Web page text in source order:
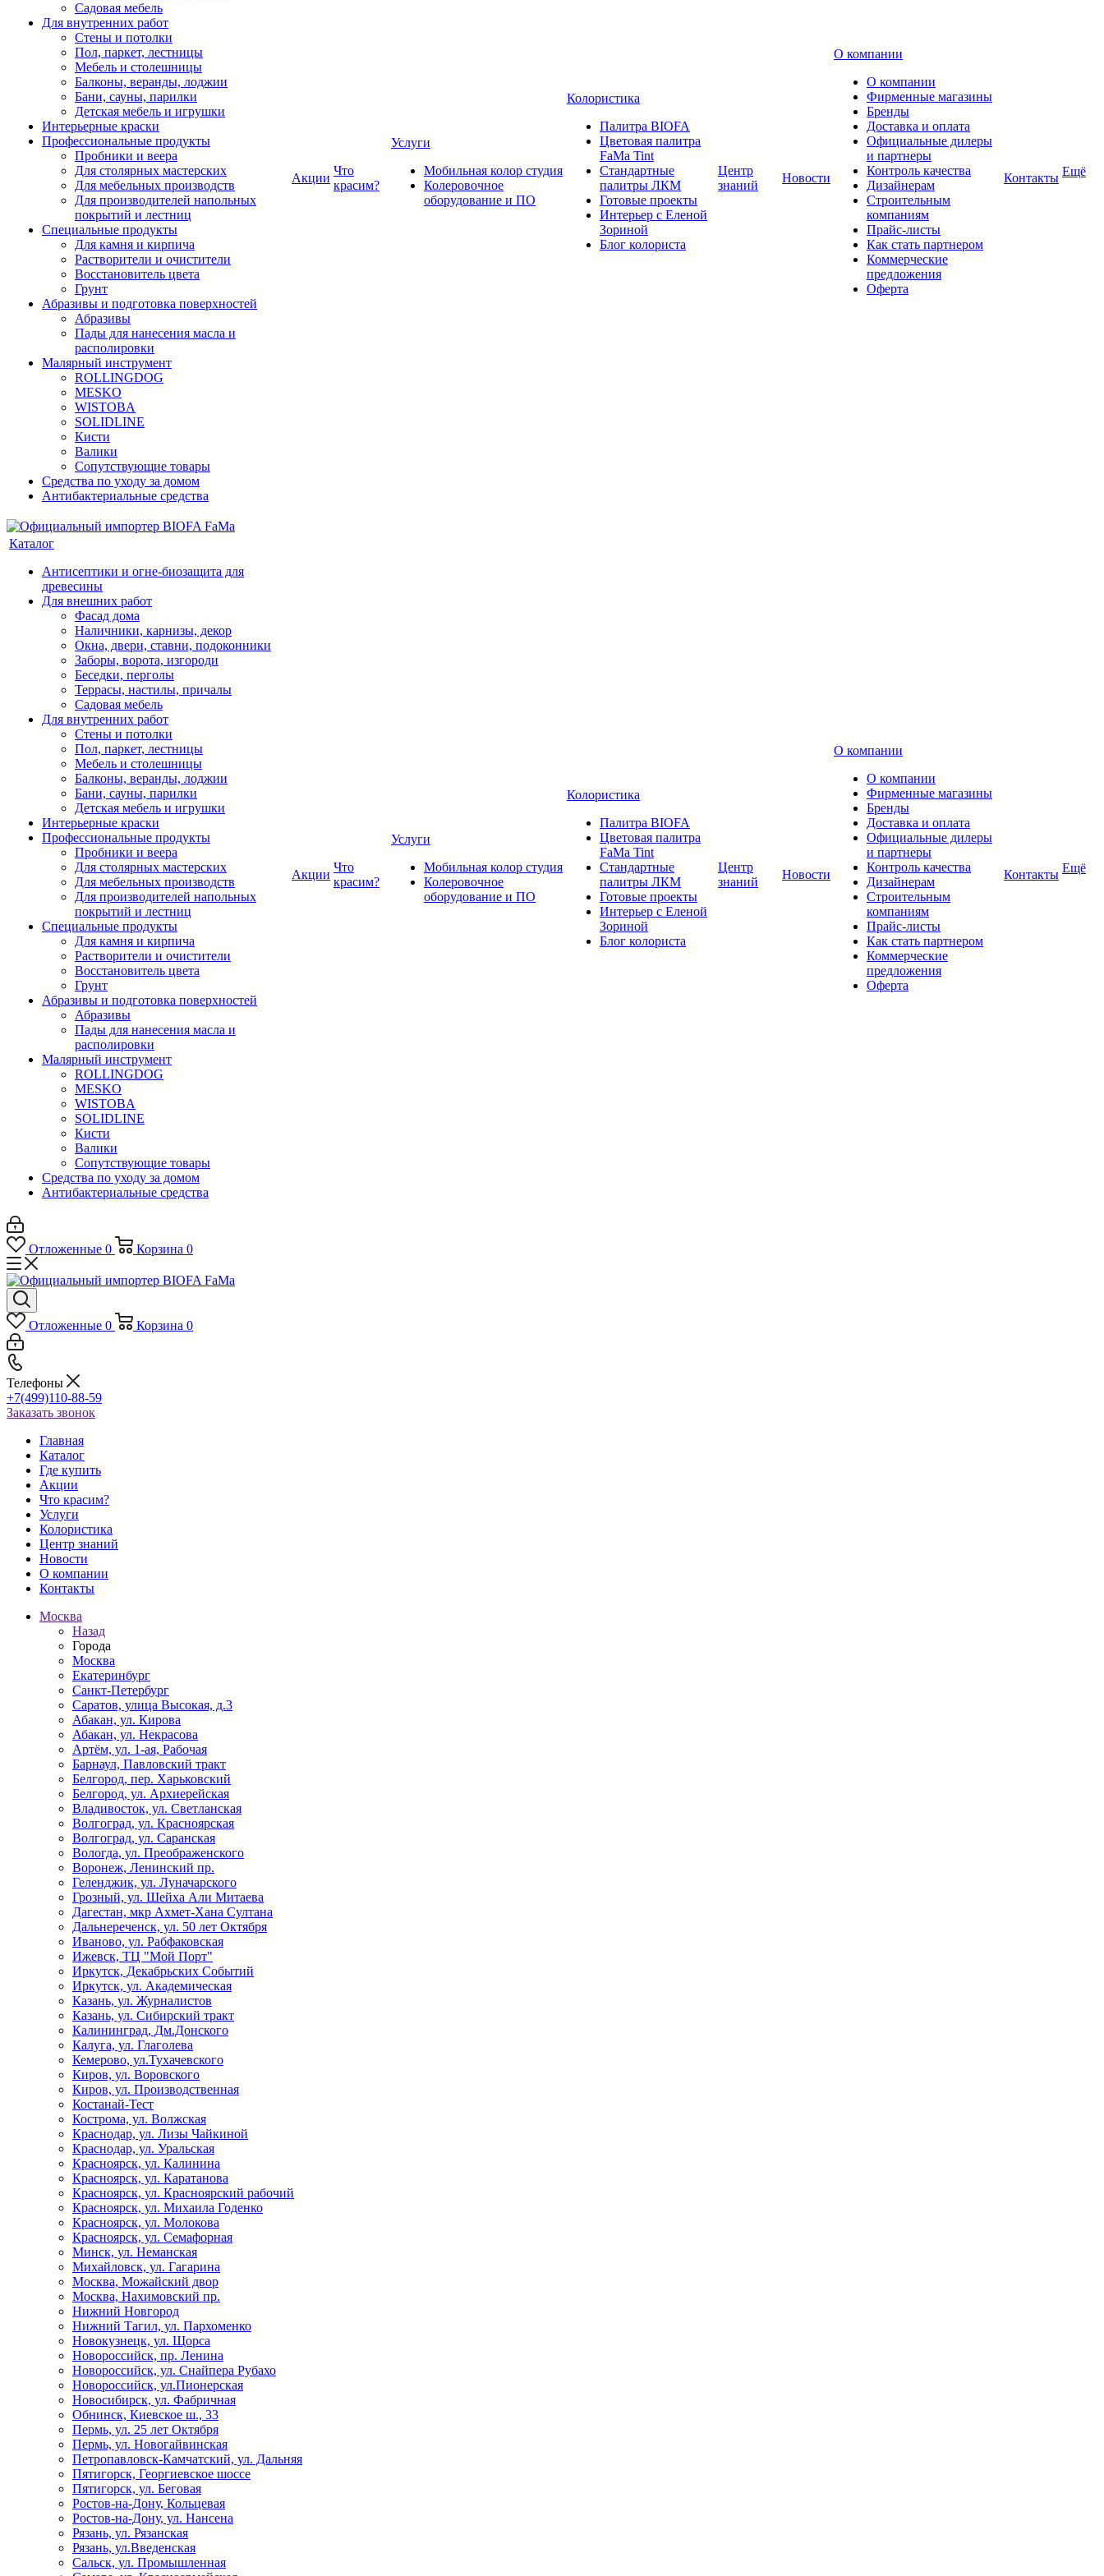
Садовая мебель
Для внутренних работ
Стены и потолки
Пол, паркет, лестницы
Мебель и столешницы
Балконы, веранды, лоджии
Бани, сауны, парилки
Детская мебель и игрушки
Интерьерные краски
Профессиональные продукты
Пробники и веера
Для столярных мастерских
Для мебельных производств
Для производителей напольных
покрытий и лестниц
Специальные продукты
Для камня и кирпича
Растворители и очистители
Восстановитель цвета
Грунт
Абразивы и подготовка поверхностей
Абразивы
Пады для нанесения масла и
располировки
Малярный инструмент
ROLLINGDOG
MESKO
WISTOBA
SOLIDLINE
Кисти
Валики
Сопутствующие товары
Средства по уходу за домом
Антибактериальные средства
Акции
Что
красим?
Услуги
Мобильная колор студия
Колеровочное
оборудование и ПО
Колористика
Палитра BIOFA
Цветовая палитра
FaMa Tint
Стандартные
палитры ЛКМ
Готовые проекты
Интерьер с Еленой
Зориной
Блог колориста
Центр
знаний
Новости
О компании
О компании
Фирменные магазины
Бренды
Доставка и оплата
Официальные дилеры
и партнеры
Контроль качества
Дизайнерам
Строительным
компаниям
Прайс-листы
Как стать партнером
Коммерческие
предложения
Оферта
Контакты Ещё
Каталог
Антисептики и огне-биозащита для
древесины
Для внешних работ
Фасад дома
Наличники, карнизы, декор
Окна, двери, ставни, подоконники
Заборы, ворота, изгороди
Беседки, перголы
Террасы, настилы, причалы
Садовая мебель
Для внутренних работ
Стены и потолки
Пол, паркет, лестницы
Мебель и столешницы
Балконы, веранды, лоджии
Бани, сауны, парилки
Детская мебель и игрушки
Интерьерные краски
Профессиональные продукты
Пробники и веера
Для столярных мастерских
Для мебельных производств
Для производителей напольных
покрытий и лестниц
Специальные продукты
Для камня и кирпича
Растворители и очистители
Восстановитель цвета
Грунт
Абразивы и подготовка поверхностей
Абразивы
Пады для нанесения масла и
располировки
Малярный инструмент
ROLLINGDOG
MESKO
WISTOBA
SOLIDLINE
Кисти
Валики
Сопутствующие товары
Средства по уходу за домом
Антибактериальные средства
Акции
Что
красим?
Услуги
Мобильная колор студия
Колеровочное
оборудование и ПО
Колористика
Палитра BIOFA
Цветовая палитра
FaMa Tint
Стандартные
палитры ЛКМ
Готовые проекты
Интерьер с Еленой
Зориной
Блог колориста
Центр
знаний
Новости
О компании
О компании
Фирменные магазины
Бренды
Доставка и оплата
Официальные дилеры
и партнеры
Контроль качества
Дизайнерам
Строительным
компаниям
Прайс-листы
Как стать партнером
Коммерческие
предложения
Оферта
Контакты Ещё
Отложенные 0 Корзина 0
Отложенные 0 Корзина 0
Телефоны
+7(499)110-88-59
Заказать звонок
Главная
Каталог
Где купить
Акции
Что красим?
Услуги
Колористика
Центр знаний
Новости
О компании
Контакты
Москва
Назад
Города
Москва
Екатеринбург
Санкт-Петербург
Саратов, улица Высокая, д.3
Абакан, ул. Кирова
Абакан, ул. Некрасова
Артём, ул. 1-ая, Рабочая
Барнаул, Павловский тракт
Белгород, пер. Харьковский
Белгород, ул. Архиерейская
Владивосток, ул. Светланская
Волгоград, ул. Красноярская
Волгоград, ул. Саранская
Вологда, ул. Преображенского
Воронеж, Ленинский пр.
Геленджик, ул. Луначарского
Грозный, ул. Шейха Али Митаева
Дагестан, мкр Ахмет-Хана Султана
Дальнереченск, ул. 50 лет Октября
Иваново, ул. Рабфаковская
Ижевск, ТЦ "Мой Порт"
Иркутск, Декабрьских Событий
Иркутск, ул. Академическая
Казань, ул. Журналистов
Казань, ул. Сибирский тракт
Калининград, Дм.Донского
Калуга, ул. Глаголева
Кемерово, ул.Тухачевского
Киров, ул. Воровского
Киров, ул. Производственная
Костанай-Тест
Кострома, ул. Волжская
Краснодар, ул. Лизы Чайкиной
Краснодар, ул. Уральская
Красноярск, ул. Калинина
Красноярск, ул. Каратанова
Красноярск, ул. Красноярский рабочий
Красноярск, ул. Михаила Годенко
Красноярск, ул. Молокова
Красноярск, ул. Семафорная
Минск, ул. Неманская
Михайловск, ул. Гагарина
Москва, Можайский двор
Москва, Нахимовский пр.
Нижний Новгород
Нижний Тагил, ул. Пархоменко
Новокузнецк, ул. Щорса
Новороссийск, пр. Ленина
Новороссийск, ул. Снайпера Рубахо
Новороссийск, ул.Пионерская
Новосибирск, ул. Фабричная
Обнинск, Киевское ш., 33
Пермь, ул. 25 лет Октября
Пермь, ул. Новогайвинская
Петропавловск-Камчатский, ул. Дальняя
Пятигорск, Георгиевское шоссе
Пятигорск, ул. Беговая
Ростов-на-Дону, Кольцевая
Ростов-на-Дону, ул. Нансена
Рязань, ул. Рязанская
Рязань, ул.Введенская
Сальск, ул. Промышленная